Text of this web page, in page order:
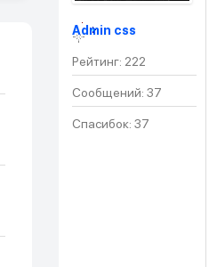
Admin css
Рейтинг: 222
Сообщений: 37
Спасибок: 37